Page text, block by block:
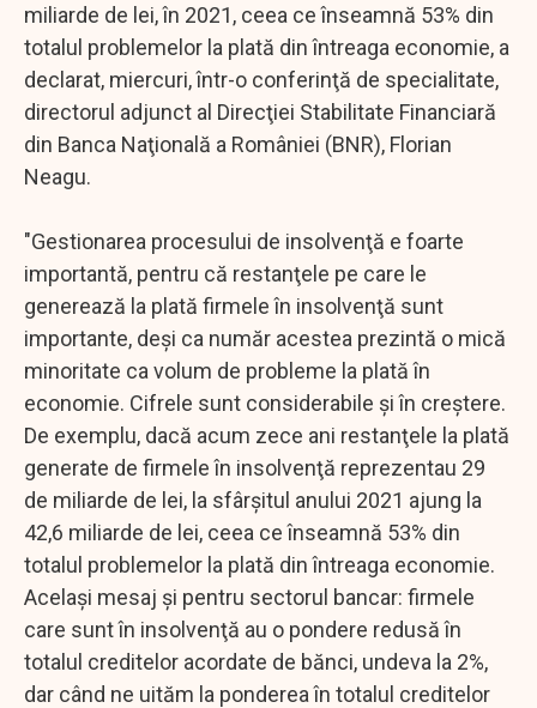
miliarde de lei, în 2021, ceea ce înseamnă 53% din
totalul problemelor la plată din întreaga economie, a
declarat, miercuri, într-o conferinţă de specialitate,
directorul adjunct al Direcţiei Stabilitate Financiară
din Banca Naţională a României (BNR), Florian
Neagu.
"Gestionarea procesului de insolvenţă e foarte
importantă, pentru că restanţele pe care le
generează la plată firmele în insolvenţă sunt
importante, deşi ca număr acestea prezintă o mică
minoritate ca volum de probleme la plată în
economie. Cifrele sunt considerabile şi în creştere.
De exemplu, dacă acum zece ani restanţele la plată
generate de firmele în insolvenţă reprezentau 29
de miliarde de lei, la sfârşitul anului 2021 ajung la
42,6 miliarde de lei, ceea ce înseamnă 53% din
totalul problemelor la plată din întreaga economie.
Acelaşi mesaj şi pentru sectorul bancar: firmele
care sunt în insolvenţă au o pondere redusă în
totalul creditelor acordate de bănci, undeva la 2%,
dar când ne uităm la ponderea în totalul creditelor